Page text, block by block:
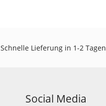
Schnelle Lieferung in 1-2 Tagen
Social Media